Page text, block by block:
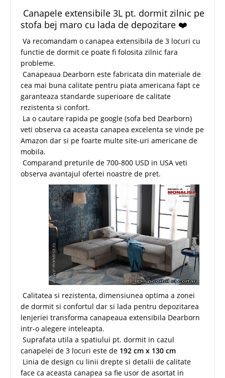
Canapele extensibile 3L pt. dormit zilnic pe
stofa bej maro cu lada de depozitare ❤️
Va recomandam o canapea extensibila de 3 locuri cu
functie de dormit ce poate fi folosita zilnic fara
probleme.
Canapeaua Dearborn este fabricata din materiale de
cea mai buna calitate pentru piata americana fapt ce
garanteaza standarde superioare de calitate
rezistenta si confort.
La o cautare rapida pe google (sofa bed Dearborn)
veti observa ca aceasta canapea excelenta se vinde pe
Amazon dar si pe foarte multe site-uri americane de
mobila.
Comparand preturile de 700-800 USD in USA veti
observa avantajul ofertei noastre de pret.
Calitatea si rezistenta, dimensiunea optima a zonei
de dormit si confortul dar si lada pentru depozitarea
lenjeriei transforma canapeaua extensibila Dearborn
intr-o alegere inteleapta.
Suprafata utila a spatiului pt. dormit in cazul
canapelei de 3 locuri este de 192 cm x 130 cm
Linia de design cu linii drepte si detalii de calitate
face ca aceasta canapea sa fie usor de asortat in